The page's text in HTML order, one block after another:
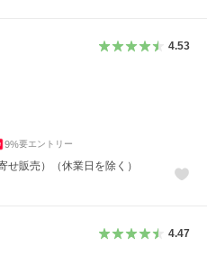
4.53
9%要エントリー
せ販売）（休業日を除く）
4.47